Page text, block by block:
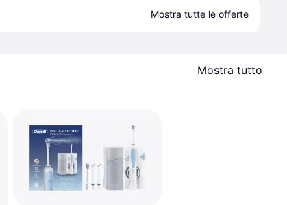
Mostra tutte le offerte
Mostra tutto